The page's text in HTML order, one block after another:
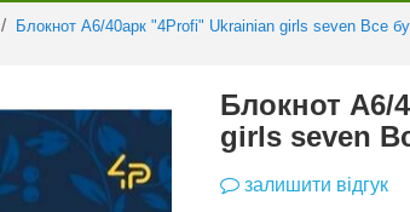
/ Блокнот А6/40арк "4Profi" Ukrainian girls seven Все
Блокнот А6/
girls seven
залишити відгук